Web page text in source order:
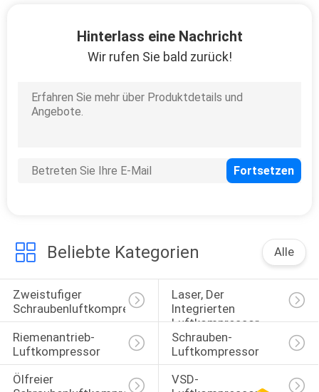
Hinterlass eine Nachricht
Wir rufen Sie bald zurück!
Beliebte Kategorien Alle
Zweistufiger
Schraubenluftkompressor
Laser, Der
Integrierten
Luftkompressor
Schneidet
Riemenantrieb-
Luftkompressor
Schrauben-
Luftkompressor
Ölfreier
VSD-